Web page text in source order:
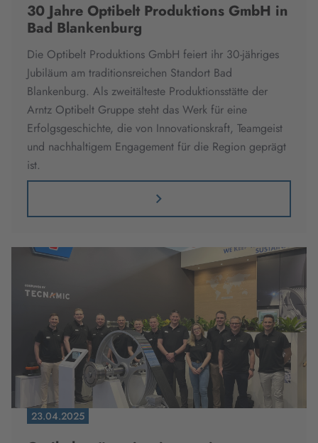
30 Jahre Optibelt Produktions GmbH in
Bad Blankenburg
Die Optibelt Produktions GmbH feiert ihr 30-jähriges
Jubiläum am traditionsreichen Standort Bad
Blankenburg. Als zweitälteste Produktionsstätte der
Arntz Optibelt Gruppe steht das Werk für eine
Erfolgsgeschichte, die von Innovationskraft, Teamgeist
und nachhaltigem Engagement für die Region geprägt
ist.
23.04.2025